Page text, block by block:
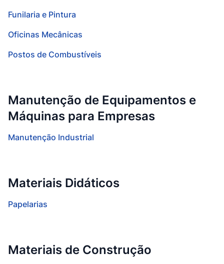
Funilaria e Pintura
Oficinas Mecânicas
Postos de Combustíveis
Manutenção de Equipamentos e
Máquinas para Empresas
Manutenção Industrial
Materiais Didáticos
Papelarias
Materiais de Construção